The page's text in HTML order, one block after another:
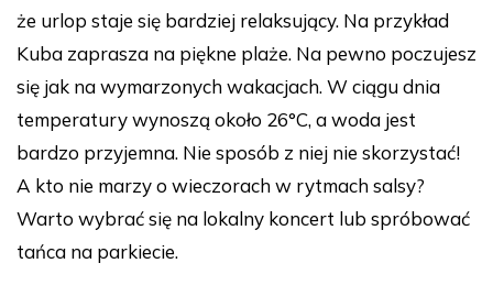
że urlop staje się bardziej relaksujący. Na przykład
Kuba zaprasza na piękne plaże. Na pewno poczujesz
się jak na wymarzonych wakacjach. W ciągu dnia
temperatury wynoszą około 26°C, a woda jest
bardzo przyjemna. Nie sposób z niej nie skorzystać!
A kto nie marzy o wieczorach w rytmach salsy?
Warto wybrać się na lokalny koncert lub spróbować
tańca na parkiecie.